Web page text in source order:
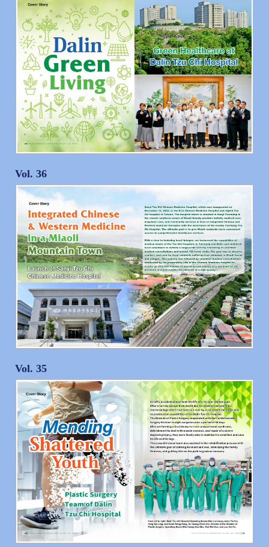
Vol. 36
Vol. 35